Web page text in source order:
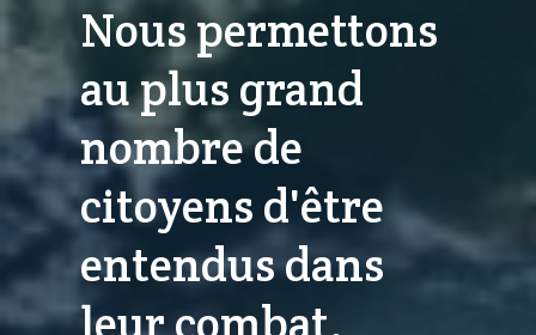
Nous permettons
au plus grand
nombre de
citoyens d'être
entendus dans